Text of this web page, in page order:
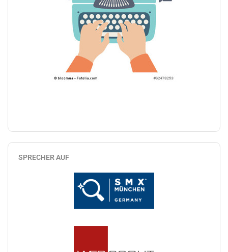
SPRECHER AUF